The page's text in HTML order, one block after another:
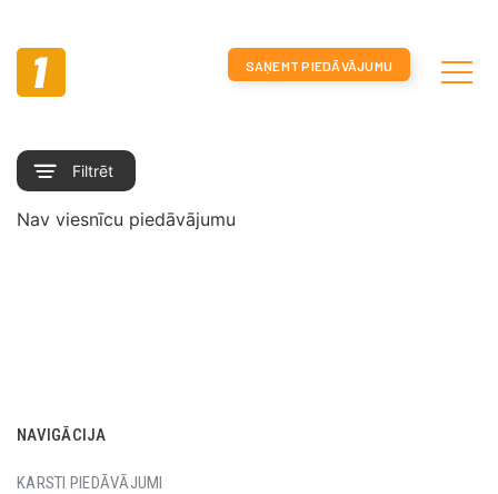
SAŅEMT PIEDĀVĀJUMU
NAVIGĀCIJA
KARSTI PIEDĀVĀJUMI